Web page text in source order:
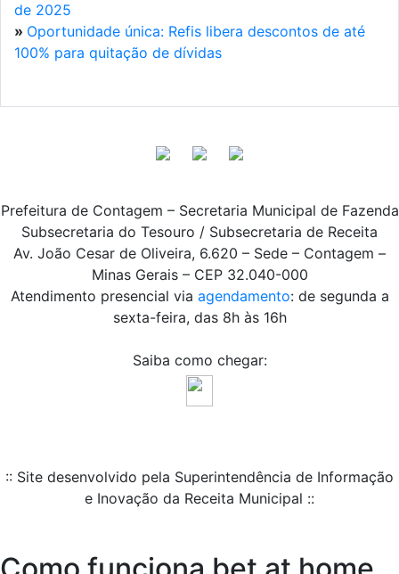
de 2025
» Oportunidade única: Refis libera descontos de até
100% para quitação de dívidas
Prefeitura de Contagem – Secretaria Municipal de Fazenda
Subsecretaria do Tesouro / Subsecretaria de Receita
Av. João Cesar de Oliveira, 6.620 – Sede – Contagem –
Minas Gerais – CEP 32.040-000
Atendimento presencial via agendamento: de segunda a
sexta-feira, das 8h às 16h
Saiba como chegar:
:: Site desenvolvido pela Superintendência de Informação
e Inovação da Receita Municipal ::